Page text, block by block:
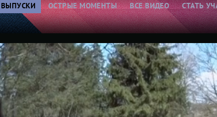
ВЫПУСКИ ОСТРЫЕ МОМЕНТЫ ВСЕ ВИДЕО СТАТЬ
Семейная драма
Выбор зрителей:
пересматривают
всего